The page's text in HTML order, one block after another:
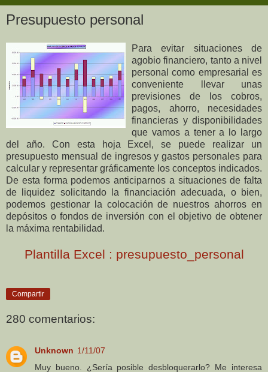
Presupuesto personal
Para evitar situaciones de
agobio financiero, tanto a nivel
personal como empresarial es
conveniente llevar unas
previsiones de los cobros,
pagos, ahorro, necesidades
financieras y disponibilidades
que vamos a tener a lo largo
del año. Con esta hoja Excel, se puede realizar un
presupuesto mensual de ingresos y gastos personales para
calcular y representar gráficamente los conceptos indicados.
De esta forma podemos anticiparnos a situaciones de falta
de liquidez solicitando la financiación adecuada, o bien,
podemos gestionar la colocación de nuestros ahorros en
depósitos o fondos de inversión con el objetivo de obtener
la máxima rentabilidad.
Plantilla Excel : presupuesto_personal
Compartir
280 comentarios:
Unknown 1/11/07
Muy bueno. ¿Sería posible desbloquerarlo? Me interesa